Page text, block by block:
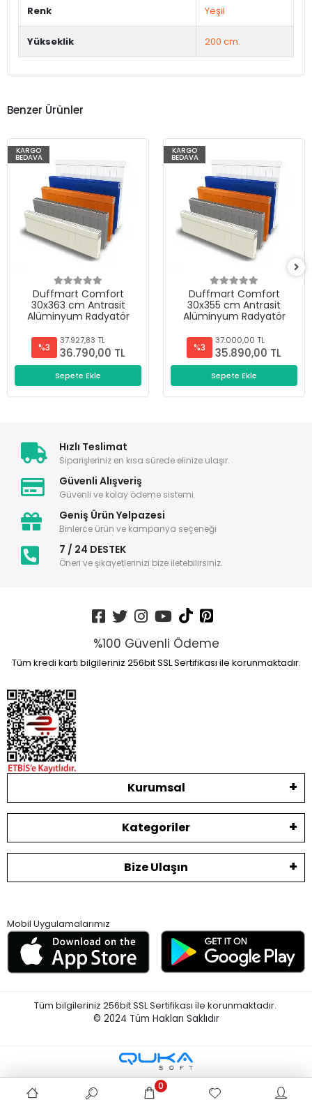
Renk Yeşil
Yükseklik 200 cm.
Benzer Ürünler
KARGO
BEDAVA
Duffmart Comfort
30x363 cm Antrasit
Alüminyum Radyatör
%3
37.927,83 TL
36.790,00 TL
Sepete Ekle
KARGO
BEDAVA
Duffmart Comfort
30x355 cm Antrasit
Alüminyum Radyatör
%3
37.000,00 TL
35.890,00 TL
Sepete Ekle
Hızlı Teslimat
Siparişleriniz en kısa sürede elinize ulaşır.
Güvenli Alışveriş
Güvenli ve kolay ödeme sistemi
Geniş Ürün Yelpazesi
Binlerce ürün ve kampanya seçeneği
7 / 24 DESTEK
Öneri ve şikayetlerinizi bize iletebilirsiniz.
%100 Güvenli Ödeme
Tüm kredi kartı bilgileriniz 256bit SSL Sertifikası ile korunmaktadır.
Kurumsal
Kategoriler
Bize Ulaşın
Mobil Uygulamalarımız
Tüm bilgileriniz 256bit SSL Sertifikası ile korunmaktadır.
© 2024 Tüm Hakları Saklıdır
0